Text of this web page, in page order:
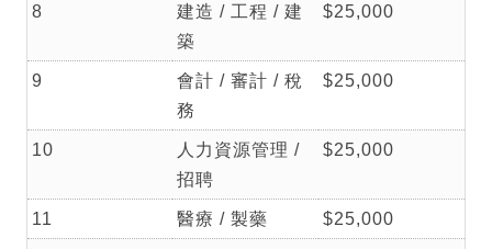
8
建造 / 工程 / 建
築
$25,000
9
會計 / 審計 / 稅
務
$25,000
10
人力資源管理 /
招聘
$25,000
11 醫療 / 製藥 $25,000